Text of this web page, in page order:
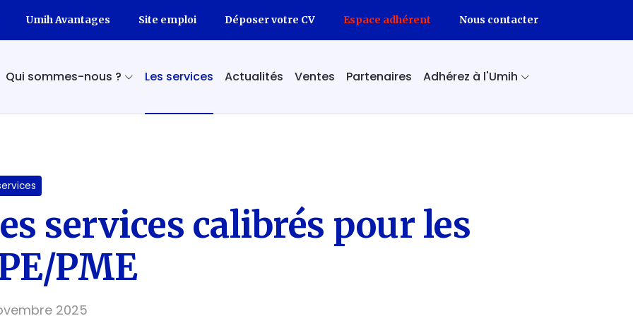
Umih Avantages Site emploi Déposer votre CV Espace adhérent Nous contacter
Qui sommes-nous ?
Découvrir l'UMIH
Les services Actualités Ventes Partenaires Adhérez à l'Umih
services calibrés pour les
PME
2025